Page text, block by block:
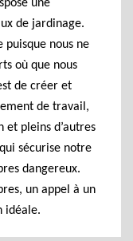
une
de jardinage.
puisque nous ne
où que nous
de créer et
de travail,
et pleins d’autres
sécurise notre
dangereux.
un appel à un
idéale.